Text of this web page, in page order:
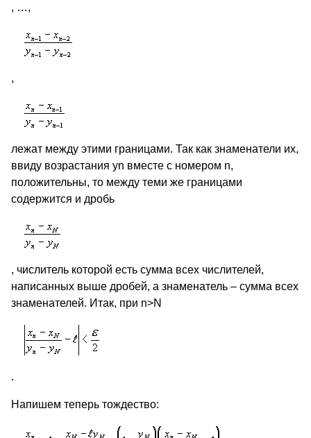
, …,
,
лежат между этими границами. Так как знаменатели их,
ввиду возрастания yn вместе с номером n,
положительны, то между теми же границами
содержится и дробь
, числитель которой есть сумма всех числителей,
написанных выше дробей, а знаменатель – сумма всех
знаменателей. Итак, при n>N
.
Напишем теперь тождество: